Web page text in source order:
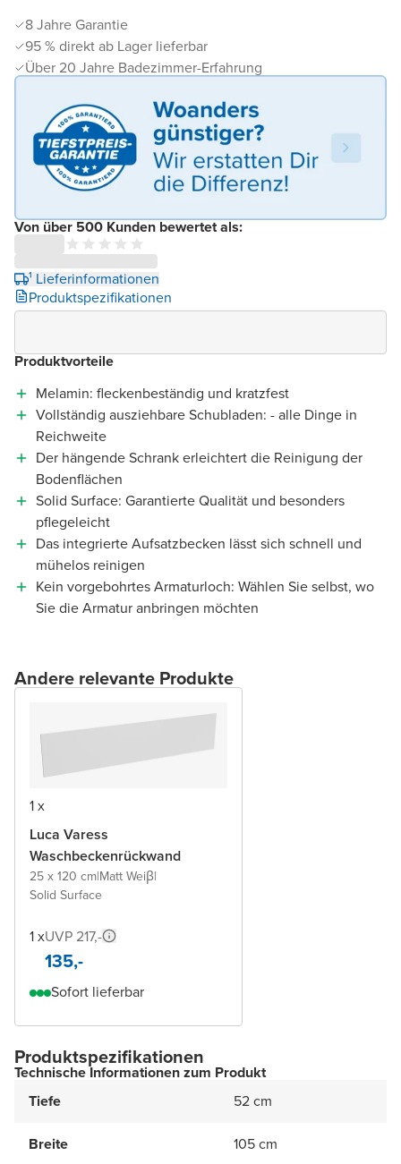
8 Jahre Garantie
95 % direkt ab Lager lieferbar
Über 20 Jahre Badezimmer-Erfahrung
Von über 500 Kunden bewertet als:
¹ Lieferinformationen
Produktspezifikationen
Produktvorteile
Melamin: fleckenbeständig und kratzfest
Vollständig ausziehbare Schubladen: - alle Dinge in
Reichweite
Der hängende Schrank erleichtert die Reinigung der
Bodenflächen
Solid Surface: Garantierte Qualität und besonders
pflegeleicht
Das integrierte Aufsatzbecken lässt sich schnell und
mühelos reinigen
Kein vorgebohrtes Armaturloch: Wählen Sie selbst, wo
Sie die Armatur anbringen möchten
Andere relevante Produkte
1 x
Luca Varess
Waschbeckenrückwand
25 x 120 cm|Matt Weiβ|
Solid Surface
1 xUVP 217,-
135,-
Sofort lieferbar
Produktspezifikationen
Technische Informationen zum Produkt
Tiefe
52 cm
Breite 105 cm